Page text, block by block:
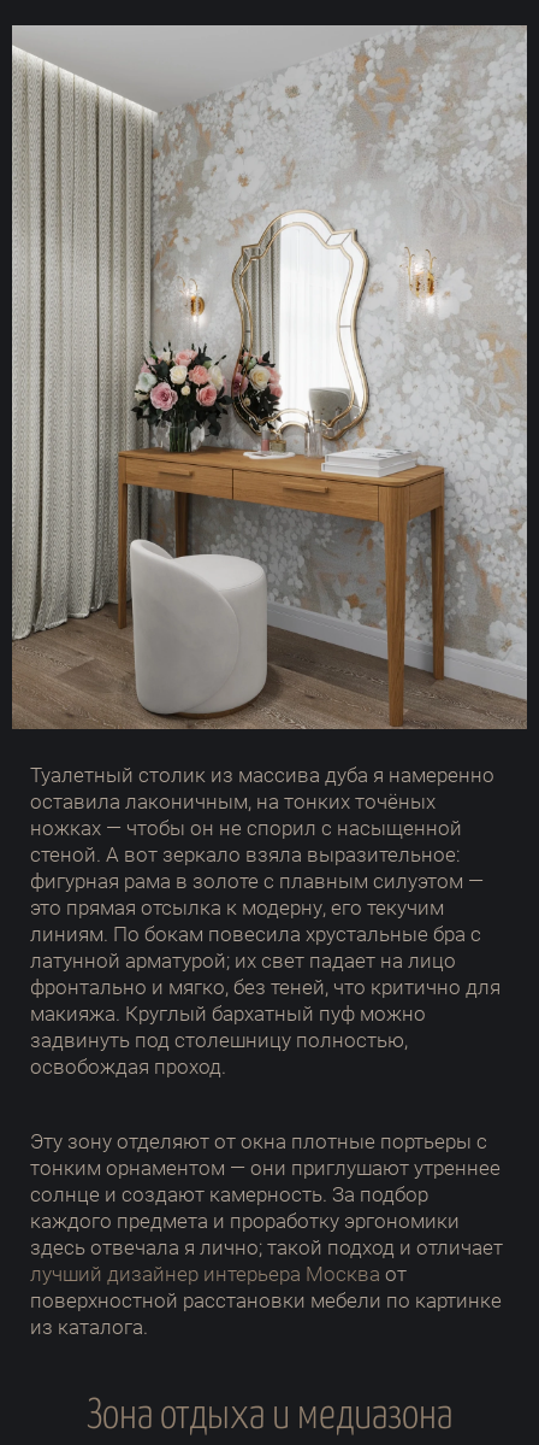
Туалетный столик из массива дуба я намеренно
оставила лаконичным, на тонких точёных
ножках — чтобы он не спорил с насыщенной
стеной. А вот зеркало взяла выразительное:
фигурная рама в золоте с плавным силуэтом —
это прямая отсылка к модерну, его текучим
линиям. По бокам повесила хрустальные бра с
латунной арматурой; их свет падает на лицо
фронтально и мягко, без теней, что критично для
макияжа. Круглый бархатный пуф можно
задвинуть под столешницу полностью,
освобождая проход.
Эту зону отделяют от окна плотные портьеры с
тонким орнаментом — они приглушают утреннее
солнце и создают камерность. За подбор
каждого предмета и проработку эргономики
здесь отвечала я лично; такой подход и отличает
лучший дизайнер интерьера Москва от
поверхностной расстановки мебели по картинке
из каталога.
Зона отдыха и медиазона